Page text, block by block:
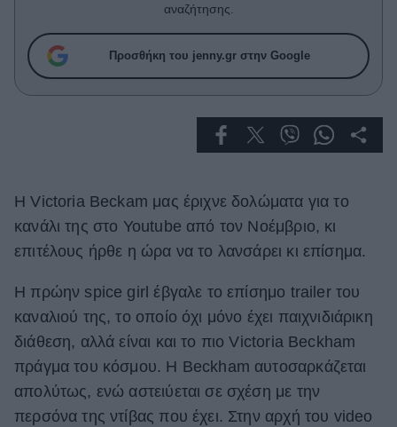
True Stories
Ask the Guru
Success Stories
Living
Deco
Green
Αφιερώματα
ΒΟΞ
αναζήτησης.
Προσθήκη του jenny.gr στην Google
H Victoria Beckam μας έριχνε δολώματα για το
κανάλι της στο Υοutube από τον Νοέμβριο, κι
επιτέλους ήρθε η ώρα να το λανσάρει κι επίσημα.
Η πρώην spice girl έβγαλε το επίσημο trailer του
καναλιού της, το οποίο όχι μόνο έχει παιχνιδιάρικη
διάθεση, αλλά είναι και το πιο Victoria Beckham
πράγμα του κόσμου. Η Beckham αυτοσαρκάζεται
απολύτως, ενώ αστειύεται σε σχέση με την
περσόνα της ντίβας που έχει. Στην αρχή του video